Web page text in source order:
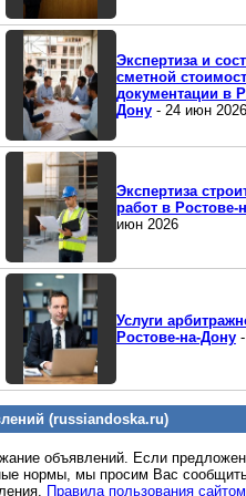
Экспертиза и
сметной
документации в
Дону- 24 июн 2026
Экспертиза
работ в Ростове-
июн 2026
Услуги
Ростове-на-Дону-
(russiandoska.ru)
объявлений. Если
нормы, мы просим Вас
Правила пользования сайтом